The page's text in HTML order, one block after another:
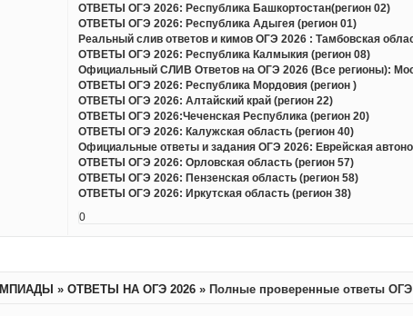
ОТВЕТЫ ОГЭ 2026: Республика Башкортостан(регион 02)
ОТВЕТЫ ОГЭ 2026: Республика Адыгея (регион 01)
Реальный слив ответов и кимов ОГЭ 2026 : Тамбовская
ОТВЕТЫ ОГЭ 2026: Республика Калмыкия (регион 08)
Официальный СЛИВ Ответов на ОГЭ 2026 (Все регионы):
ОТВЕТЫ ОГЭ 2026: Республика Мордовия (регион )
ОТВЕТЫ ОГЭ 2026: Алтайский край (регион 22)
ОТВЕТЫ ОГЭ 2026:Чеченская Республика (регион 20)
ОТВЕТЫ ОГЭ 2026: Калужская область (регион 40)
Официальные ответы и задания ОГЭ 2026: Еврейская
ОТВЕТЫ ОГЭ 2026: Орловская область (регион 57)
ОТВЕТЫ ОГЭ 2026: Пензенская область (регион 58)
ОТВЕТЫ ОГЭ 2026: Иркутская область (регион 38)
0
» ОТВЕТЫ НА ОГЭ 2026 » Полные проверенные ответы